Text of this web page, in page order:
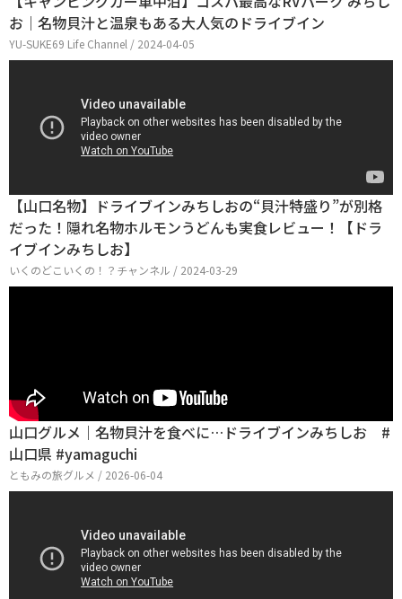
お｜名物貝汁と温泉もある大人気のドライブイン
YU-SUKE69 Life Channel / 2024-04-05
【山口名物】ドライブインみちしおの“貝汁特盛り”が別格
だった！隠れ名物ホルモンうどんも実食レビュー！【ドラ
イブインみちしお】
いくのどこいくの！？チャンネル / 2024-03-29
山口グルメ｜名物貝汁を食べに…ドライブインみちしお #
山口県 #yamaguchi
ともみの旅グルメ / 2026-06-04